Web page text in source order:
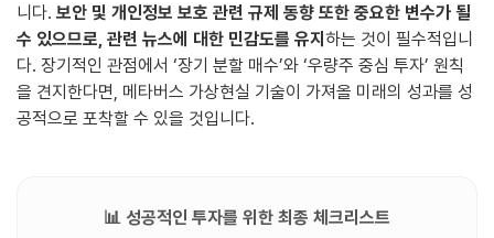
니다. 보안 및 개인정보 보호 관련 규제 동향 또한 중요한 변수가 될
수 있으므로, 관련 뉴스에 대한 민감도를 유지 하는 것이 필수적입니
다. 장기적인 관점에서 ‘장기 분할 매수’와 ‘우량주 중심 투자’ 원칙
을 견지한다면, 메타버스 가상현실 기술이 가져올 미래의 성과를 성
공적으로 포착할 수 있을 것입니다.
📊 성공적인 투자를 위한 최종 체크리스트